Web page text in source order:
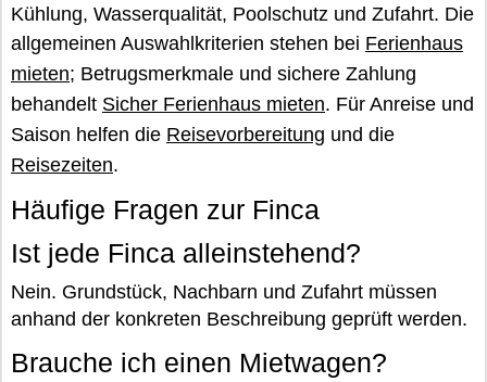
Kühlung, Wasserqualität, Poolschutz und Zufahrt. Die
allgemeinen Auswahlkriterien stehen bei Ferienhaus
mieten; Betrugsmerkmale und sichere Zahlung
behandelt Sicher Ferienhaus mieten. Für Anreise und
Saison helfen die Reisevorbereitung und die
Reisezeiten.
Häufige Fragen zur Finca
Ist jede Finca alleinstehend?
Nein. Grundstück, Nachbarn und Zufahrt müssen
anhand der konkreten Beschreibung geprüft werden.
Brauche ich einen Mietwagen?